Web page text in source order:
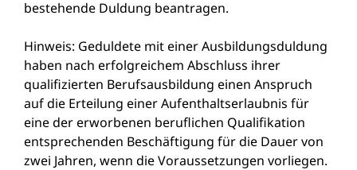
bestehende Duldung beantragen.
Hinweis: Geduldete mit einer Ausbildungsduldung
haben nach erfolgreichem Abschluss ihrer
qualifizierten Berufsausbildung einen Anspruch
auf die Erteilung einer Aufenthaltserlaubnis für
eine der erworbenen beruflichen Qualifikation
entsprechenden Beschäftigung für die Dauer von
zwei Jahren, wenn die Voraussetzungen vorliegen.